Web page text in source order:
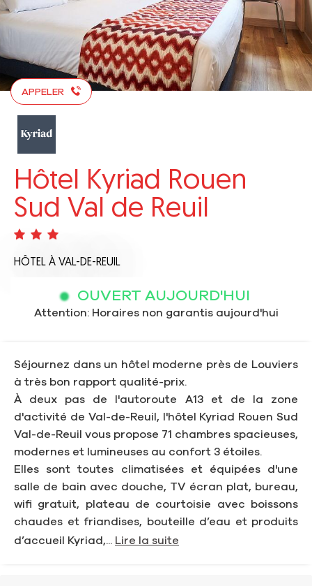
APPELER
Hôtel Kyriad Rouen
Sud Val de Reuil
HÔTEL À VAL-DE-REUIL
OUVERT AUJOURD'HUI
Attention: Horaires non garantis aujourd'hui
Séjournez dans un hôtel moderne près de Louviers
à très bon rapport qualité-prix.
À deux pas de l'autoroute A13 et de la zone
d'activité de Val-de-Reuil, l'hôtel Kyriad Rouen Sud
Val-de-Reuil vous propose 71 chambres spacieuses,
modernes et lumineuses au confort 3 étoiles.
Elles sont toutes climatisées et équipées d'une
salle de bain avec douche, TV écran plat, bureau,
wifi gratuit, plateau de courtoisie avec boissons
chaudes et friandises, bouteille d’eau et produits
d’accueil Kyriad,... Lire la suite